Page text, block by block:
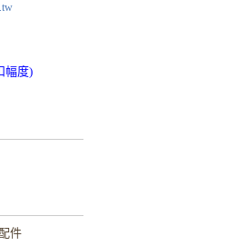
幅度)
件